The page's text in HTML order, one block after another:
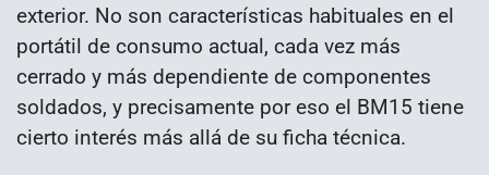
exterior. No son características habituales en el
portátil de consumo actual, cada vez más
cerrado y más dependiente de componentes
soldados, y precisamente por eso el BM15 tiene
cierto interés más allá de su ficha técnica.